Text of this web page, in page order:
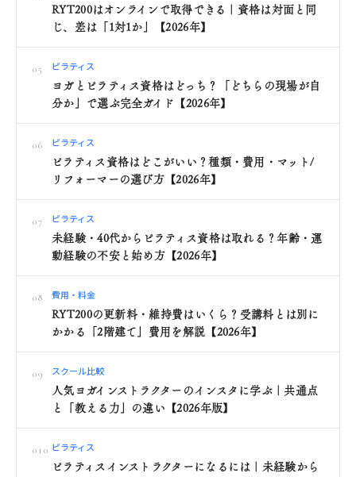
RYT200はオンラインで取得できる｜資格は対面と同
じ、差は「1対1か」【2026年】
05 ピラティス
ヨガとピラティス資格はどっち？「どちらの現場が自
分か」で選ぶ完全ガイド【2026年】
06 ピラティス
ピラティス資格はどこがいい？種類・費用・マット/
リフォーマーの選び方【2026年】
07 ピラティス
未経験・40代からピラティス資格は取れる？年齢・運
動経験の不安と始め方【2026年】
08 費用・料金
RYT200の更新料・維持費はいくら？受講料とは別に
かかる「2階建て」費用を解説【2026年】
09 スクール比較
人気ヨガインストラクターのインスタに学ぶ｜共通点
と「教える力」の違い【2026年版】
010 ピラティス
ピラティスインストラクターになるには｜未経験から